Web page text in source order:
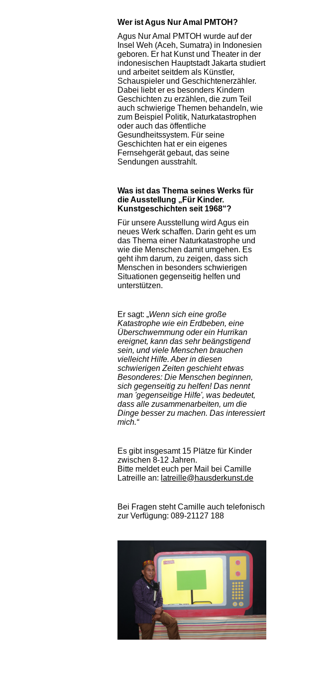
Wer ist Agus Nur Amal PMTOH?
Agus Nur Amal PMTOH wurde auf der
Insel Weh (Aceh, Sumatra) in Indonesien
geboren. Er hat Kunst und Theater in der
indonesischen Hauptstadt Jakarta studiert
und arbeitet seitdem als Künstler,
Schauspieler und Geschichtenerzähler.
Dabei liebt er es besonders Kindern
Geschichten zu erzählen, die zum Teil
auch schwierige Themen behandeln, wie
zum Beispiel Politik, Naturkatastrophen
oder auch das öffentliche
Gesundheitssystem. Für seine
Geschichten hat er ein eigenes
Fernsehgerät gebaut, das seine
Sendungen ausstrahlt.
Was ist das Thema seines Werks für
die Ausstellung „Für Kinder.
Kunstgeschichten seit 1968“?
Für unsere Ausstellung wird Agus ein
neues Werk schaffen. Darin geht es um
das Thema einer Naturkatastrophe und
wie die Menschen damit umgehen. Es
geht ihm darum, zu zeigen, dass sich
Menschen in besonders schwierigen
Situationen gegenseitig helfen und
unterstützen.
Er sagt:„Wenn sich eine große
Katastrophe wie ein Erdbeben, eine
Überschwemmung oder ein Hurrikan
ereignet, kann das sehr beängstigend
sein, und viele Menschen brauchen
vielleicht Hilfe. Aber in diesen
schwierigen Zeiten geschieht etwas
Besonderes: Die Menschen beginnen,
sich gegenseitig zu helfen! Das nennt
man 'gegenseitige Hilfe', was bedeutet,
dass alle zusammenarbeiten, um die
Dinge besser zu machen. Das interessiert
mich.“
Es gibt insgesamt 15 Plätze für Kinder
zwischen 8-12 Jahren.
Bitte meldet euch per Mail bei Camille
Latreille an: latreille@hausderkunst.de
Bei Fragen steht Camille auch telefonisch
zur Verfügung: 089-21127 188